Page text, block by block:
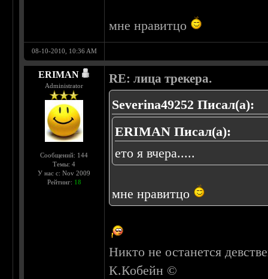
мне нравитцо
08-10-2010, 10:36 AM
ERIMAN
Administrator
Сообщений: 144
Темы: 4
У нас с: Nov 2009
Рейтинг: 18
RE: лица трекера.
Severina49252 Писал(а):
ERIMAN Писал(а):
ето я вчера.....
мне нравитцо
Никто не останется
К.Кобейн ©